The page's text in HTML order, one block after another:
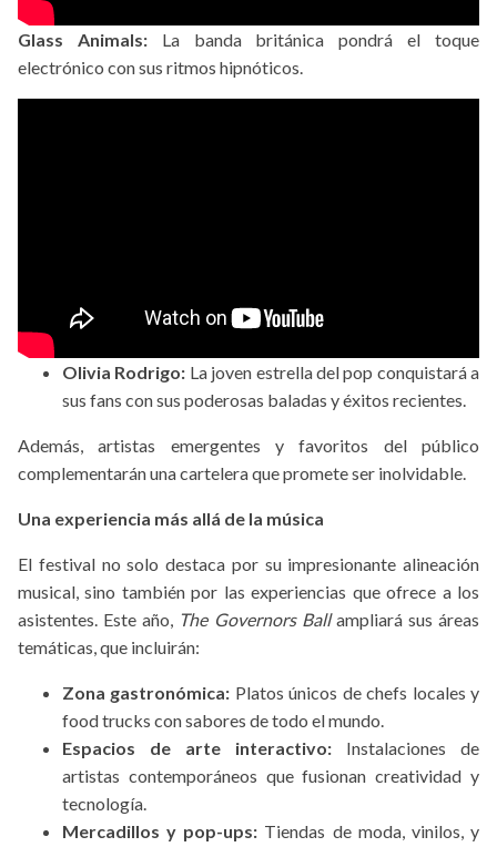
Glass Animals:La banda británica pondrá el toque
electrónico con sus ritmos hipnóticos.
Olivia Rodrigo: La joven estrella del pop conquistará a
sus fans con sus poderosas baladas y éxitos recientes.
Además, artistas emergentes y favoritos del público
complementarán una cartelera que promete ser inolvidable.
Una experiencia más allá de la música
El festival no solo destaca por su impresionante alineación
musical, sino también por las experiencias que ofrece a los
asistentes. Este año, The Governors Ballampliará sus áreas
temáticas, que incluirán:
Zona gastronómica: Platos únicos de chefs locales y
food trucks con sabores de todo el mundo.
Espacios de arte interactivo: Instalaciones de
artistas contemporáneos que fusionan creatividad y
tecnología.
Mercadillos y pop-ups: Tiendas de moda, vinilos, y